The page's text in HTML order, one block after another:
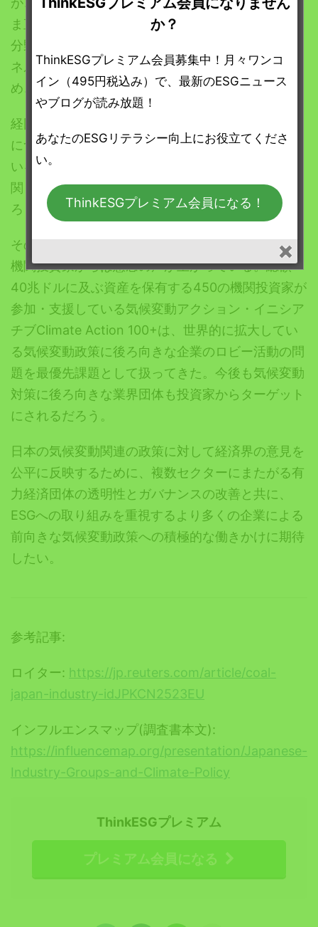
ま直結するため、その意味で、実質的には気候変動
分野も環境省の領分ではないという現実がある。
ネルギー政策に関しては、経産省の領分であるた
め、環境省の影響力は小さい。
経団連は「経済界が直面する内外の広範な重要課題
について、経済界の意見を取りまとめる」と述べて
いるが、気候変動・エネルギー政策への働きかけに
関して言えば、この声明は真偽を問われるべきであ
ろう。
そのような脱炭素化遂行の遅れが続くことに対し、
機関投資家からは懸念の声が上がっている。総額
40兆ドルに及ぶ資産を保有する450の機関投資家が
参加・支援している気候変動アクション・イニシア
チブClimate Action 100+は、世界的に拡大してい
る気候変動政策に後ろ向きな企業のロビー活動の問
題を最優先課題として扱ってきた。今後も気候変動
対策に後ろ向きな業界団体も投資家からターゲット
にされるだろう。
日本の気候変動関連の政策に対して経済界の意見を
公平に反映するために、複数セクターにまたがる有
力経済団体の透明性とガバナンスの改善と共に、
ESGへの取り組みを重視するより多くの企業による
前向きな気候変動政策への積極的な働きかけに期待
したい。
参考記事:
ロイター: https://jp.reuters.com/article/coal-
japan-industry-idJPKCN2523EU
インフルエンスマップ(調査書本文):
https://influencemap.org/presentation/Japanese-
Industry-Groups-and-Climate-Policy
ThinkESGプレミアム
プレミアム会員になる
か？
ThinkESGプレミアム会員募集中！月々ワンコ
イン（495円税込み）で、最新のESGニュース
やブログが読み放題！
あなたのESGリテラシー向上にお役立てくださ
い。
ThinkESGプレミアム会員になる！